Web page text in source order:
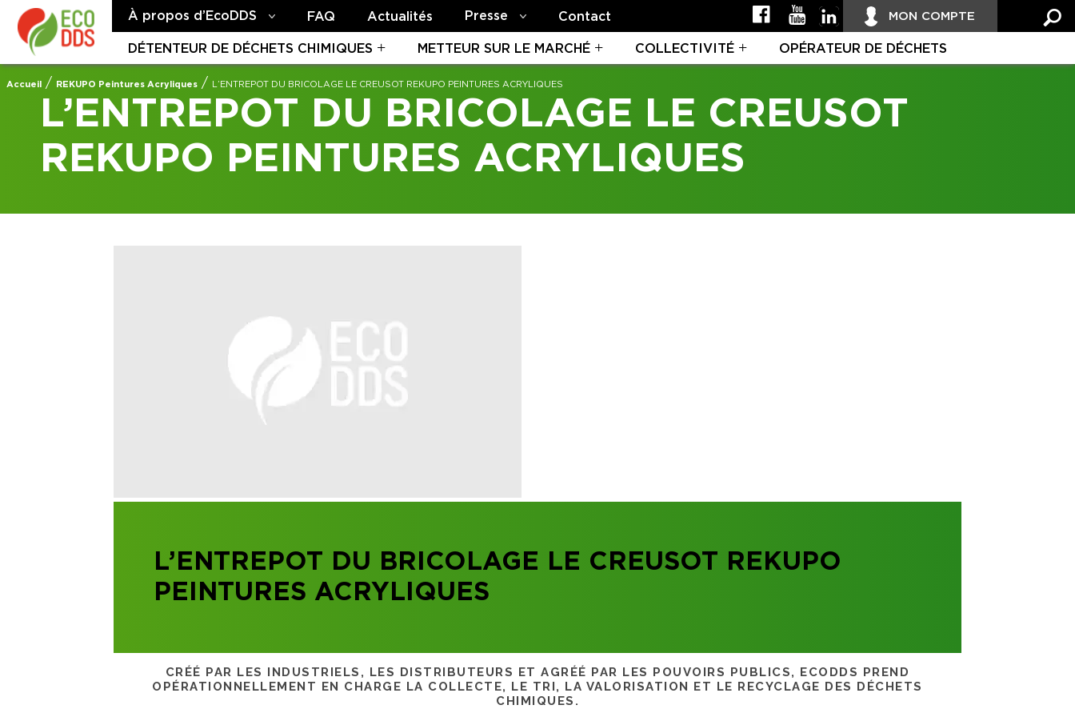
À propos d’EcoDDS FAQ Actualités Presse Contact MON COMPTE
DÉTENTEUR DE DÉCHETS CHIMIQUES METTEUR SUR LE MARCHÉ COLLECTIVITÉ OPÉRATEUR DE DÉCHETS
Accueil / REKUPO Peintures Acryliques / L’ENTREPOT DU BRICOLAGE LE CREUSOT REKUPO PEINTURES ACRYLIQUES
L’ENTREPOT DU BRICOLAGE LE CREUSOT
REKUPO PEINTURES ACRYLIQUES
L’ENTREPOT DU BRICOLAGE LE CREUSOT REKUPO
PEINTURES ACRYLIQUES
CRÉÉ PAR LES INDUSTRIELS, LES DISTRIBUTEURS ET AGRÉÉ PAR LES POUVOIRS PUBLICS, ECODDS PREND
OPÉRATIONNELLEMENT EN CHARGE LA COLLECTE, LE TRI, LA VALORISATION ET LE RECYCLAGE DES DÉCHETS
CHIMIQUES.